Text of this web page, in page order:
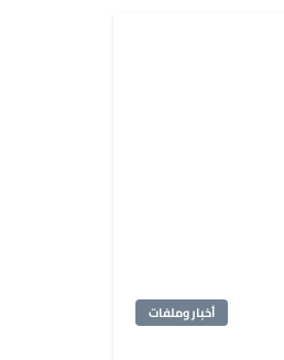
أخبار وملفات